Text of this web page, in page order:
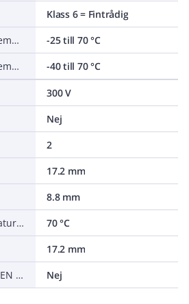
Klass 6 = Fintrådig
Tillåten omgivningstemperatur under montering/hantering
-25 till 70 °C
Tillåten omgivningstemperatur under drift utan vibrationer
-40 till 70 °C
300 V
Nej
2
17.2 mm
8.8 mm
Max. tillåten temperatur ledare
70 °C
17.2 mm
Oljebeständig enligt EN IEC 60811-404
Nej